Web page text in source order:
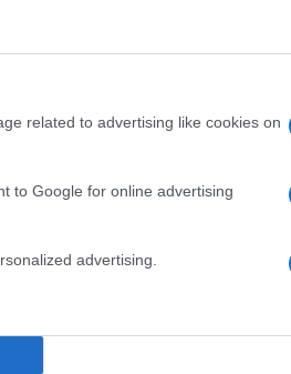
related to advertising like cookies on
to Google for online advertising
advertising.